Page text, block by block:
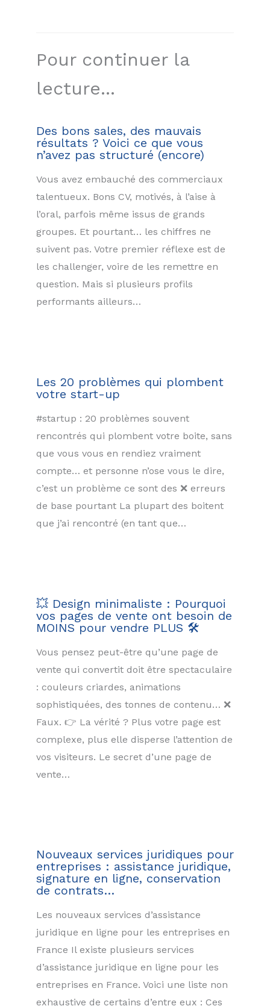
Pour continuer la
lecture...
Des bons sales, des mauvais
résultats ? Voici ce que vous
n’avez pas structuré (encore)
Vous avez embauché des commerciaux
talentueux. Bons CV, motivés, à l’aise à
l’oral, parfois même issus de grands
groupes. Et pourtant… les chiffres ne
suivent pas. Votre premier réflexe est de
les challenger, voire de les remettre en
question. Mais si plusieurs profils
performants ailleurs…
Les 20 problèmes qui plombent
votre start-up
#startup : 20 problèmes souvent
rencontrés qui plombent votre boite, sans
que vous vous en rendiez vraiment
compte… et personne n’ose vous le dire,
c’est un problème ce sont des ❌ erreurs
de base pourtant La plupart des boitent
que j’ai rencontré (en tant que…
💥 Design minimaliste : Pourquoi
vos pages de vente ont besoin de
MOINS pour vendre PLUS 🛠️
Vous pensez peut-être qu’une page de
vente qui convertit doit être spectaculaire
: couleurs criardes, animations
sophistiquées, des tonnes de contenu… ❌
Faux. 👉 La vérité ? Plus votre page est
complexe, plus elle disperse l’attention de
vos visiteurs. Le secret d’une page de
vente…
Nouveaux services juridiques pour
entreprises : assistance juridique,
signature en ligne, conservation
de contrats…
Les nouveaux services d’assistance
juridique en ligne pour les entreprises en
France Il existe plusieurs services
d’assistance juridique en ligne pour les
entreprises en France. Voici une liste non
exhaustive de certains d’entre eux : Ces